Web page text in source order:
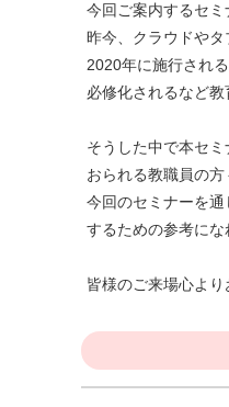
今回ご案内するセミ
昨今、クラウドやタ
2020年に施行され
必修化されるなど教
そうした中で本セ
おられる教職員の方
今回のセミナーを
するための参考にな
皆様のご来場心より